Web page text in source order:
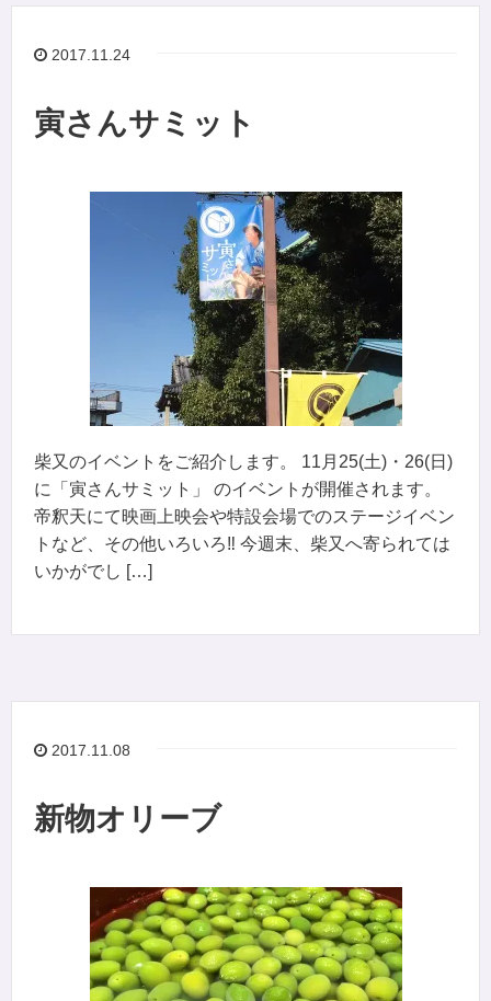
2017.11.24
寅さんサミット
柴又のイベントをご紹介します。 11月25(土)・26(日)
に「寅さんサミット」 のイベントが開催されます。
帝釈天にて映画上映会や特設会場でのステージイベン
トなど、その他いろいろ‼︎ 今週末、柴又へ寄られては
いかがでし […]
2017.11.08
新物オリーブ